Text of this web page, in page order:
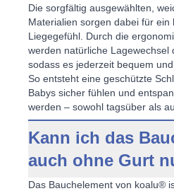
Die sorgfältig ausgewählten,
Materialien sorgen dabei für ein
Liegegefühl. Durch die
werden natürliche Lagewechsel
sodass es jederzeit bequem und
So entsteht eine geschützte
Babys sicher fühlen und
werden – sowohl tagsüber als
Kann ich das
auch ohne Gurt
Das Bauchelement von koalu®